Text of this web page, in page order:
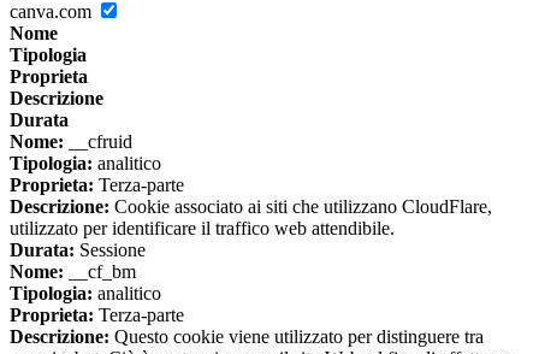
canva.com
Nome
Tipologia
Proprieta
Descrizione
Durata
Nome: __cfruid
Tipologia: analitico
Proprieta: Terza-parte
Descrizione: Cookie associato ai siti che utilizzano CloudFlare,
utilizzato per identificare il traffico web attendibile.
Durata: Sessione
Nome: __cf_bm
Tipologia: analitico
Proprieta: Terza-parte
Descrizione: Questo cookie viene utilizzato per distinguere tra